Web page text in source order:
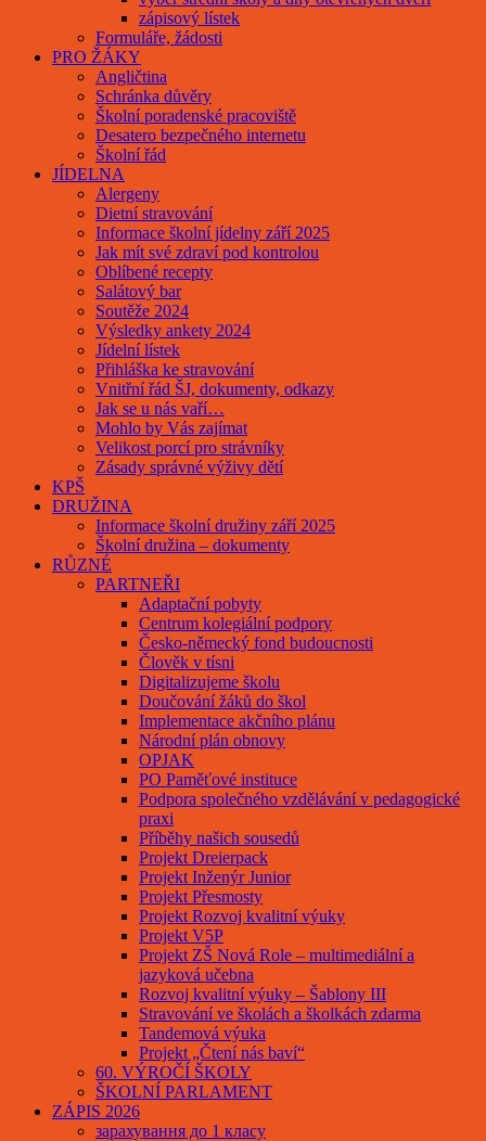
zápisový lístek
Formuláře, žádosti
PRO ŽÁKY
Angličtina
Schránka důvěry
Školní poradenské pracoviště
Desatero bezpečného internetu
Školní řád
JÍDELNA
Alergeny
Dietní stravování
Informace školní jídelny září 2025
Jak mít své zdraví pod kontrolou
Oblíbené recepty
Salátový bar
Soutěže 2024
Výsledky ankety 2024
Jídelní lístek
Přihláška ke stravování
Vnitřní řád ŠJ, dokumenty, odkazy
Jak se u nás vaří…
Mohlo by Vás zajímat
Velikost porcí pro strávníky
Zásady správné výživy dětí
KPŠ
DRUŽINA
Informace školní družiny září 2025
Školní družina – dokumenty
RŮZNÉ
PARTNEŘI
Adaptační pobyty
Centrum kolegiální podpory
Česko-německý fond budoucnosti
Člověk v tísni
Digitalizujeme školu
Doučování žáků do škol
Implementace akčního plánu
Národní plán obnovy
OPJAK
PO Paměťové instituce
Podpora společného vzdělávání v pedagogické
praxi
Příběhy našich sousedů
Projekt Dreierpack
Projekt Inženýr Junior
Projekt Přesmosty
Projekt Rozvoj kvalitní výuky
Projekt V5P
Projekt ZŠ Nová Role – multimediální a
jazyková učebna
Rozvoj kvalitní výuky – Šablony III
Stravování ve školách a školkách zdarma
Tandemová výuka
Projekt „Čtení nás baví“
60. VÝROČÍ ŠKOLY
ŠKOLNÍ PARLAMENT
ZÁPIS 2026
зарахування до 1 класу